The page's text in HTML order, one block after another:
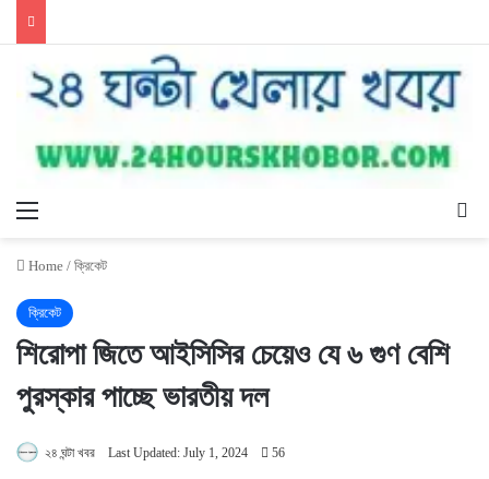
Menu
Home / ক্রিকেট
ক্রিকেট
শিরােপা জিতে আইসিসির চেয়েও যে ৬ গুণ বেশি
পুরস্কার পাচ্ছে ভারতীয় দল
২৪ ঘন্টা খবর Last Updated: July 1, 2024 56